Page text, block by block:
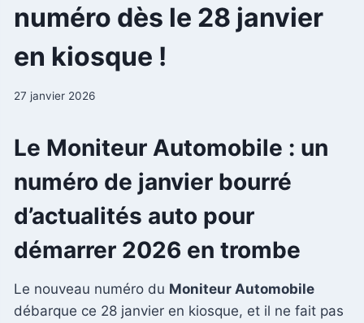
numéro dès le 28 janvier
en kiosque !
27 janvier 2026
Le Moniteur Automobile : un
numéro de janvier bourré
d’actualités auto pour
démarrer 2026 en trombe
Le nouveau numéro du Moniteur Automobile
débarque ce 28 janvier en kiosque, et il ne fait pas